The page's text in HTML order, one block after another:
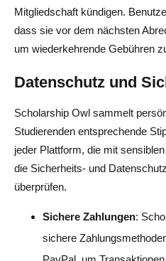
Mitgliedschaft kündigen.
dass sie vor dem nächsten
um wiederkehrende Gebühren
Datenschutz und
Scholarship Owl sammelt
Studierenden entsprechende
jeder Plattform, die mit
die Sicherheits- und
überprüfen.
Sichere Zahlungen:
sichere